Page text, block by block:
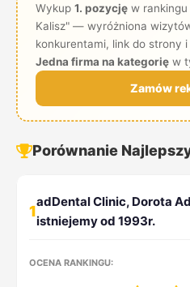
Wykup 1. pozycjęw rankingu
Kalisz" — wyróżniona
konkurentami, link do strony
Jedna firma na kategorięw
Zamów
Porównanie
1